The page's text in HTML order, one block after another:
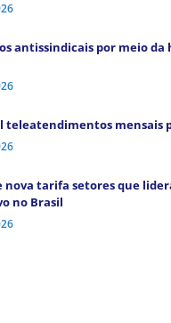
antissindicais por meio
teleatendimentos mensais
nova tarifa setores que
no Brasil